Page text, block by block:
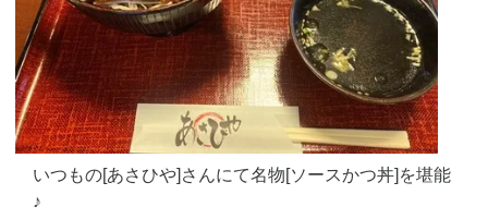
いつもの[あさひや]さんにて名物[ソースかつ丼]を堪能
♪